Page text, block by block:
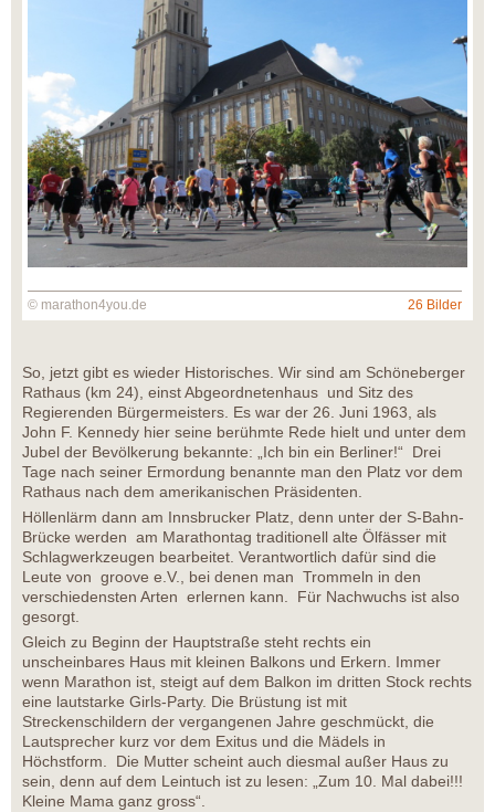
© marathon4you.de 26 Bilder
So, jetzt gibt es wieder Historisches. Wir sind am Schöneberger
Rathaus (km 24), einst Abgeordnetenhaus und Sitz des
Regierenden Bürgermeisters. Es war der 26. Juni 1963, als
John F. Kennedy hier seine berühmte Rede hielt und unter dem
Jubel der Bevölkerung bekannte: „Ich bin ein Berliner!“ Drei
Tage nach seiner Ermordung benannte man den Platz vor dem
Rathaus nach dem amerikanischen Präsidenten.
Höllenlärm dann am Innsbrucker Platz, denn unter der S-Bahn-
Brücke werden am Marathontag traditionell alte Ölfässer mit
Schlagwerkzeugen bearbeitet. Verantwortlich dafür sind die
Leute von groove e.V., bei denen man Trommeln in den
verschiedensten Arten erlernen kann. Für Nachwuchs ist also
gesorgt.
Gleich zu Beginn der Hauptstraße steht rechts ein
unscheinbares Haus mit kleinen Balkons und Erkern. Immer
wenn Marathon ist, steigt auf dem Balkon im dritten Stock rechts
eine lautstarke Girls-Party. Die Brüstung ist mit
Streckenschildern der vergangenen Jahre geschmückt, die
Lautsprecher kurz vor dem Exitus und die Mädels in
Höchstform. Die Mutter scheint auch diesmal außer Haus zu
sein, denn auf dem Leintuch ist zu lesen: „Zum 10. Mal dabei!!!
Kleine Mama ganz gross“.